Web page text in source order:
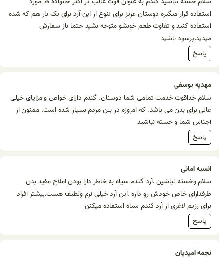
استفاده قرار میگیره دوستان عزیز برای تنوع از این آرد برای یک بار هم که شده
استفاده کنید و تفاوت طعم خوبشو متوجه بشید حتما باز سفارش
میدید.پرسود باشید
پاسخ
مهدیه یوسفی
سلام خداقوت خدمت تمامی شما دوستان. گندم دارای خواص و مزایای خیلی
عالی برای بدن می باشد. که امروزه در بین مردم بسیار شده است. ممنون از
اجناس شما و خسته نباشید
پاسخ
انسیه امانی
سلام وخسته نباشین .آرد گندم سیاه به خاطر دارا بودن املاح مفید بدن
طرفدارای خاص خودش رو داره .این آرد خیلی نرم ولطیف هست.بیشتر افراد
برای رژیم لاغری از آرد گندم سیاه استفاده میکنن
پاسخ
نجمه امیدیان